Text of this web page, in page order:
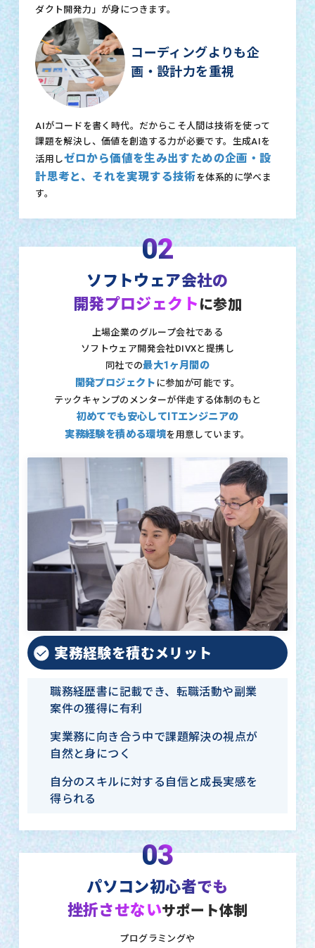
ダクト開発力」が身につきます。
コーディングよりも企
画・設計力を重視
AIがコードを書く時代。だからこそ人間は技術を使って
課題を解決し、価値を創造する力が必要です。生成AIを
活用しゼロから価値を生み出すための企画・設
計思考と、それを実現する技術を体系的に学べま
す。
02
ソフトウェア会社の
開発プロジェクト に参加
上場企業のグループ会社である
ソフトウェア開発会社DIVXと提携し
同社での最大1ヶ月間の
開発プロジェクト に参加が可能です。
テックキャンプのメンターが伴走する体制のもと
初めてでも安心してITエンジニアの
実務経験を積める環境を用意しています。
実務経験を積むメリット
職務経歴書に記載でき、転職活動や副業
案件の獲得に有利
実業務に向き合う中で課題解決の視点が
自然と身につく
自分のスキルに対する自信と成長実感を
得られる
03
パソコン初心者でも
挫折させないサポート体制
プログラミングや